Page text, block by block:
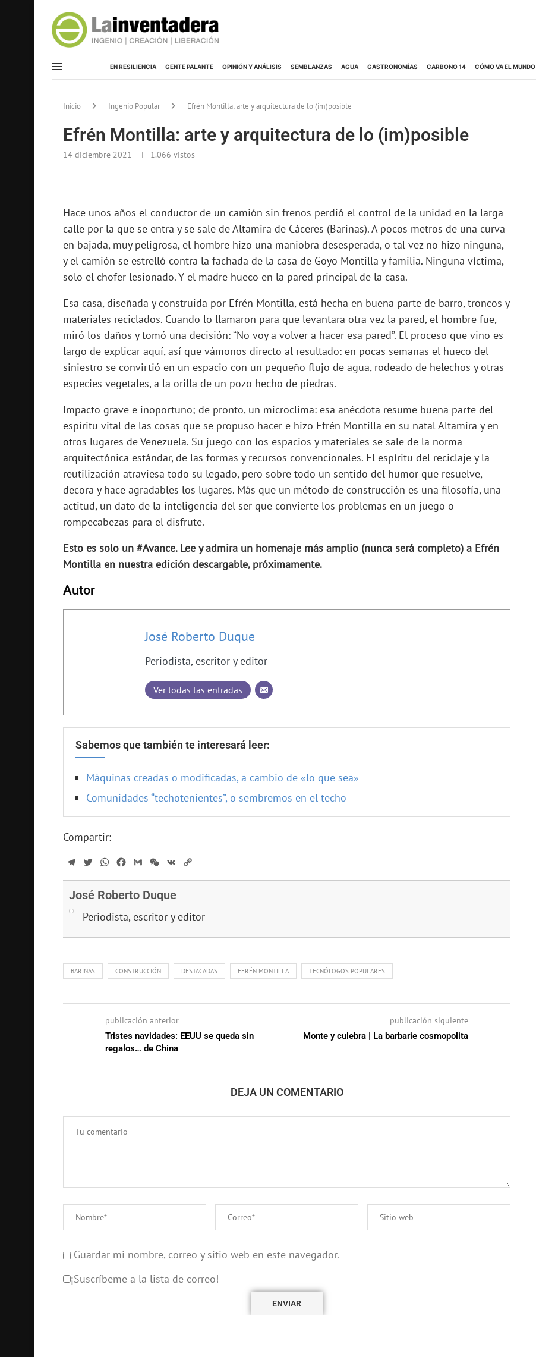
EN RESILIENCIA GENTE PALANTE OPINIÓN Y ANÁLISIS SEMBLANZAS AGUA GASTRONOMÍAS CARBONO 14 CÓMO VA EL MUNDO
Inicio Ingenio Popular Efrén Montilla: arte y arquitectura de lo (im)posible
Efrén Montilla: arte y arquitectura de lo (im)posible
14 diciembre 2021 1.066 vistos
Hace unos años el conductor de un camión sin frenos perdió el control de la unidad en la larga
calle por la que se entra y se sale de Altamira de Cáceres (Barinas). A pocos metros de una curva
en bajada, muy peligrosa, el hombre hizo una maniobra desesperada, o tal vez no hizo ninguna,
y el camión se estrelló contra la fachada de la casa de Goyo Montilla y familia. Ninguna víctima,
solo el chofer lesionado. Y el madre hueco en la pared principal de la casa.
Esa casa, diseñada y construida por Efrén Montilla, está hecha en buena parte de barro, troncos y
materiales reciclados. Cuando lo llamaron para que levantara otra vez la pared, el hombre fue,
miró los daños y tomó una decisión: “No voy a volver a hacer esa pared”. El proceso que vino es
largo de explicar aquí, así que vámonos directo al resultado: en pocas semanas el hueco del
siniestro se convirtió en un espacio con un pequeño flujo de agua, rodeado de helechos y otras
especies vegetales, a la orilla de un pozo hecho de piedras.
Impacto grave e inoportuno; de pronto, un microclima: esa anécdota resume buena parte del
espíritu vital de las cosas que se propuso hacer e hizo Efrén Montilla en su natal Altamira y en
otros lugares de Venezuela. Su juego con los espacios y materiales se sale de la norma
arquitectónica estándar, de las formas y recursos convencionales. El espíritu del reciclaje y la
reutilización atraviesa todo su legado, pero sobre todo un sentido del humor que resuelve,
decora y hace agradables los lugares. Más que un método de construcción es una filosofía, una
actitud, un dato de la inteligencia del ser que convierte los problemas en un juego o
rompecabezas para el disfrute.
Esto es solo un #Avance. Lee y admira un homenaje más amplio (nunca será completo) a Efrén
Montilla en nuestra edición descargable, próximamente.
Autor
José Roberto Duque
Periodista, escritor y editor
Ver todas las entradas
Sabemos que también te interesará leer:
Máquinas creadas o modificadas, a cambio de «lo que sea»
Comunidades “techotenientes”, o sembremos en el techo
Compartir:
TelegramTwitterWhatsApp
Facebook
GmailWeChat
VK
José Roberto Duque
Periodista, escritor y editor
BARINAS CONSTRUCCIÓN DESTACADAS EFRÉN MONTILLA TECNÓLOGOS POPULARES
publicación anterior
Tristes navidades: EEUU se queda sin
regalos… de China
publicación siguiente
Monte y culebra | La barbarie cosmopolita
DEJA UN COMENTARIO
Guardar mi nombre, correo y sitio web en este navegador.
¡Suscríbeme a la lista de correo!